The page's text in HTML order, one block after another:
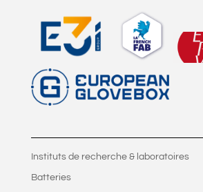
Instituts de recherche & laboratoires
Batteries